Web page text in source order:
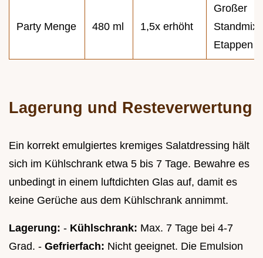
Party Menge 480 ml 1,5x erhöht
Großer
Etappen
Lagerung und Resteverwertung
Ein korrekt emulgiertes kremiges Salatdressing hält
sich im Kühlschrank etwa 5 bis 7 Tage. Bewahre es
unbedingt in einem luftdichten Glas auf, damit es
keine Gerüche aus dem Kühlschrank annimmt.
Lagerung: - Kühlschrank: Max. 7 Tage bei 4-7
Grad. - Gefrierfach: Nicht geeignet. Die Emulsion